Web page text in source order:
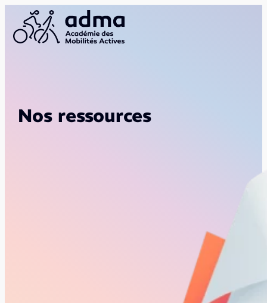
Nos ressources